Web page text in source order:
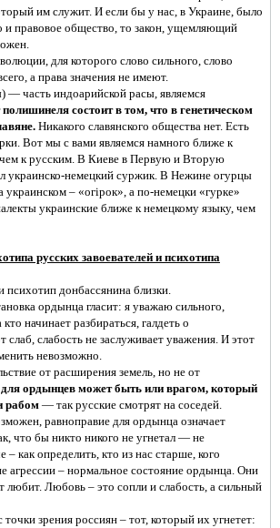
им служит. И если бы у нас, в Украине, было
и правовое общество, то закон, ущемляющий
для которого слово сильного, слово
а права значения не имеют.
часть индоарийской расы, являемся
полишинеля состоит в том, что в генетическом
Никакого славянского общества нет. Есть
Вот мы с вами являемся намного ближе к
к русским. В Киеве в Первую и Вторую
украинско-немецкий суржик. В Нежине огурцы
– «огірок», а по-немецки «гурке»
украинские ближе к немецкому языку, чем
русских завоевателей и психотипа
донбассянина близки.
ордынца гласит: я уважаю сильного,
начинает разбираться, галдеть о
слаб, слабость не заслуживает уважения. И этот
невозможно.
от расширения земель, но не от
ордынцев может быть или врагом, который
рабом — так русские смотрят на соседей.
равноправие для ордынца означает
что бы никто никого не угнетал — не
– как определить, кто из нас старше, кого
агрессии – нормальное состояние ордынца. Они
любит. Любовь – это сопли и слабость, а сильный
зрения россиян – тот, который их угнетет: